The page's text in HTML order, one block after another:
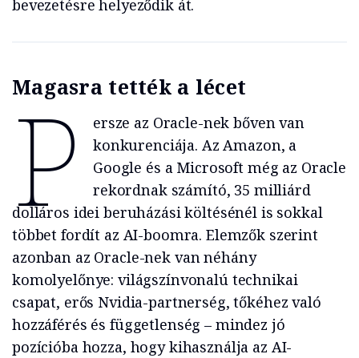
bevezetésre helyeződik át.
Magasra tették a lécet
P
ersze az Oracle-nek bőven van
konkurenciája. Az Amazon, a
Google és a Microsoft még az Oracle
rekordnak számító, 35 milliárd
dolláros idei beruházási költésénél is sokkal
többet fordít az AI-boomra. Elemzők szerint
azonban az Oracle-nek van néhány
komolyelőnye: világszínvonalú technikai
csapat, erős Nvidia-partnerség, tőkéhez való
hozzáférés és függetlenség – mindez jó
pozícióba hozza, hogy kihasználja az AI-